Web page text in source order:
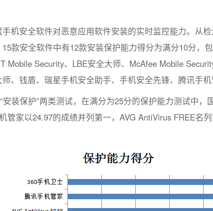
机安全软件对恶意应用软件安装的实时监控能力。从
款安全软件中有12款安装保护能力得分为满分10分，
Mobile Security、LBE安全大师、McAfee Mobile
、钱盾、瑞星手机安全助手、手机安全先锋、腾讯手机
安装保护”两类测试，在满分为25分的保护能力测试中，
管家以24.97的成绩并列第一，AVG AntiVirus FREE名